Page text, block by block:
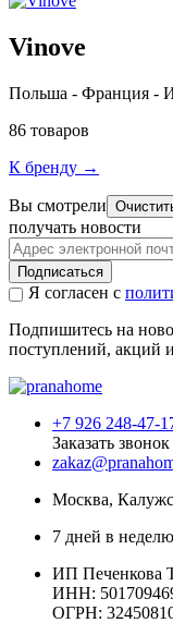
Vinove
Польша - Франция -
86 товаров
К бренду →
Вы смотрели
получать новости
Подписаться
Я согласен с
Подпишитесь на
поступлений, акций
+7 926 248-47-
Заказать звонок
Москва,
7 дней в
ИП Печенкова
ИНН:
ОГРН: